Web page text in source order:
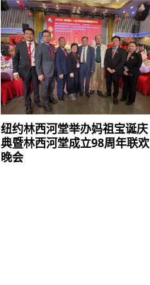
纽约林西河堂举办妈祖宝诞庆
典暨林西河堂成立98周年联欢
晚会